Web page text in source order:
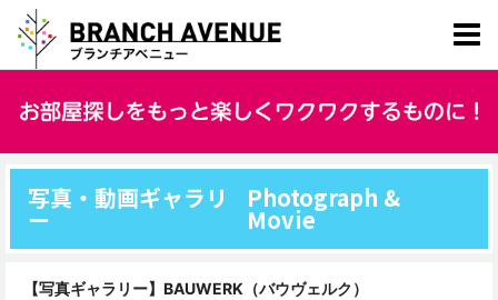
写真・動画ギャラリ
ー
Photograph &
Movie
【写真ギャラリー】BAUWERK（バウヴェルク）